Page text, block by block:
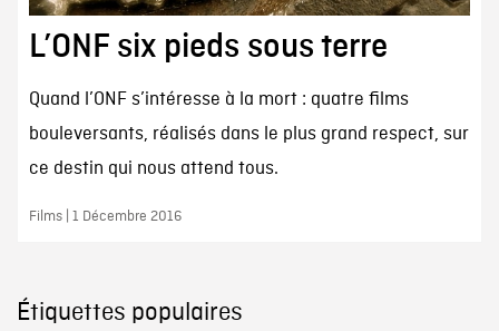
L’ONF six pieds sous terre
Quand l’ONF s’intéresse à la mort : quatre films
bouleversants, réalisés dans le plus grand respect, sur
ce destin qui nous attend tous.
Films | 1 Décembre 2016
Étiquettes populaires